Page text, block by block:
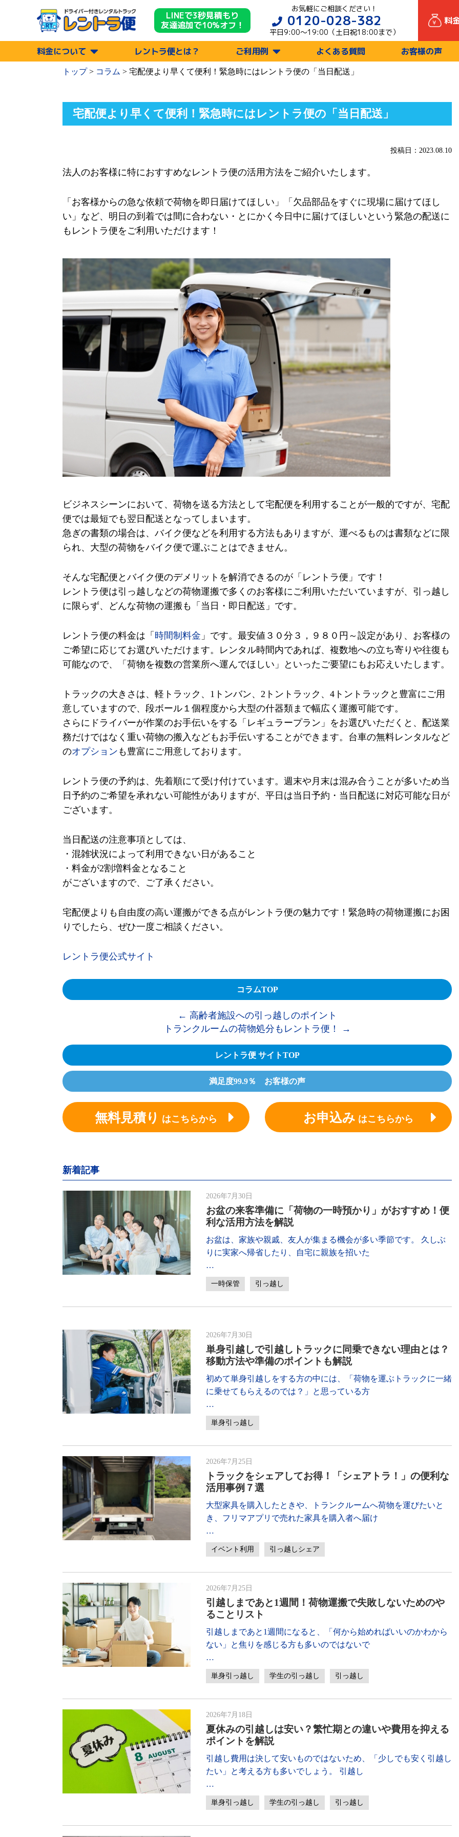
LINEで3秒見積もり
友達追加で10%オフ！
お気軽にご相談ください！
0120-028-382
平日9:00〜19:00（土日祝18:00まで）
料
料金について レントラ便とは？ ご利用例 よくある質問 お客様の声
トップ> コラム > 宅配便より早くて便利！緊急時にはレントラ便の「当日配送」
宅配便より早くて便利！緊急時にはレントラ便の「当日配送」
投稿日：2023.08.10
法人のお客様に特におすすめなレントラ便の活用方法をご紹介いたします。
「お客様からの急な依頼で荷物を即日届けてほしい」「欠品部品をすぐに現場に届けてほし
い」など、明日の到着では間に合わない・とにかく今日中に届けてほしいという緊急の配送に
もレントラ便をご利用いただけます！
ビジネスシーンにおいて、荷物を送る方法として宅配便を利用することが一般的ですが、宅配
便では最短でも翌日配送となってしまいます。
急ぎの書類の場合は、バイク便などを利用する方法もありますが、運べるものは書類などに限
られ、大型の荷物をバイク便で運ぶことはできません。
そんな宅配便とバイク便のデメリットを解消できるのが「レントラ便」です！
レントラ便は引っ越しなどの荷物運搬で多くのお客様にご利用いただいていますが、引っ越し
に限らず、どんな荷物の運搬も「当日・即日配送」です。
レントラ便の料金は「 時間制料金 」です。最安値３０分３，９８０円～設定があり、お客様の
ご希望に応じてお選びいただけます。レンタル時間内であれば、複数地への立ち寄りや往復も
可能なので、「荷物を複数の営業所へ運んでほしい」といったご要望にもお応えいたします。
トラックの大きさは、軽トラック、 1 トンバン、 2 トントラック、 4 トントラックと豊富にご用
意していますので、段ボール１個程度から大型の什器類まで幅広く運搬可能です。
さらにドライバーが作業のお手伝いをする「レギュラープラン」をお選びいただくと、配送業
務だけではなく重い荷物の搬入などもお手伝いすることができます。台車の無料レンタルなど
のオプション も豊富にご用意しております。
レントラ便の予約は、先着順にて受け付けています。週末や月末は混み合うことが多いため当
日予約のご希望を承れない可能性がありますが、平日は当日予約・当日配送に対応可能な日が
ございます。
当日配送の注意事項としては、
・混雑状況によって利用できない日があること
・料金が2割増料金となること
がございますので、ご了承ください。
宅配便よりも自由度の高い運搬ができる点がレントラ便の魅力です！緊急時の荷物運搬にお困
りでしたら、ぜひ一度ご相談ください。
レントラ便公式サイト
コラムTOP
← 高齢者施設への引っ越しのポイント
トランクルームの荷物処分もレントラ便！
→
レントラ便 サイトTOP
満足度99.9％ お客様の声
無料見積り はこちらから お申込み はこちらから
新着記事
2026年7月30日
お盆の来客準備に「荷物の一時預かり」がおすすめ！便
利な活用方法を解説
お盆は、家族や親戚、友人が集まる機会が多い季節です。 久しぶ
りに実家へ帰省したり、自宅に親族を招いた
…
一時保管 引っ越し
2026年7月30日
単身引越しで引越しトラックに同乗できない理由とは？
移動方法や準備のポイントも解説
初めて単身引越しをする方の中には、「荷物を運ぶトラックに一緒
に乗せてもらえるのでは？」と思っている方
…
単身引っ越し
2026年7月25日
トラックをシェアしてお得！「シェアトラ！」の便利な
活用事例７選
大型家具を購入したときや、トランクルームへ荷物を運びたいと
き、フリマアプリで売れた家具を購入者へ届け
…
イベント利用 引っ越しシェア
2026年7月25日
引越しまであと1週間！荷物運搬で失敗しないためのや
ることリスト
引越しまであと1週間になると、「何から始めればいいのかわから
ない」と焦りを感じる方も多いのではないで
…
単身引っ越し 学生の引っ越し 引っ越し
2026年7月18日
夏休みの引越しは安い？繁忙期との違いや費用を抑える
ポイントを解説
引越し費用は決して安いものではないため、「少しでも安く引越し
たい」と考える方も多いでしょう。 引越し
…
単身引っ越し 学生の引っ越し 引っ越し